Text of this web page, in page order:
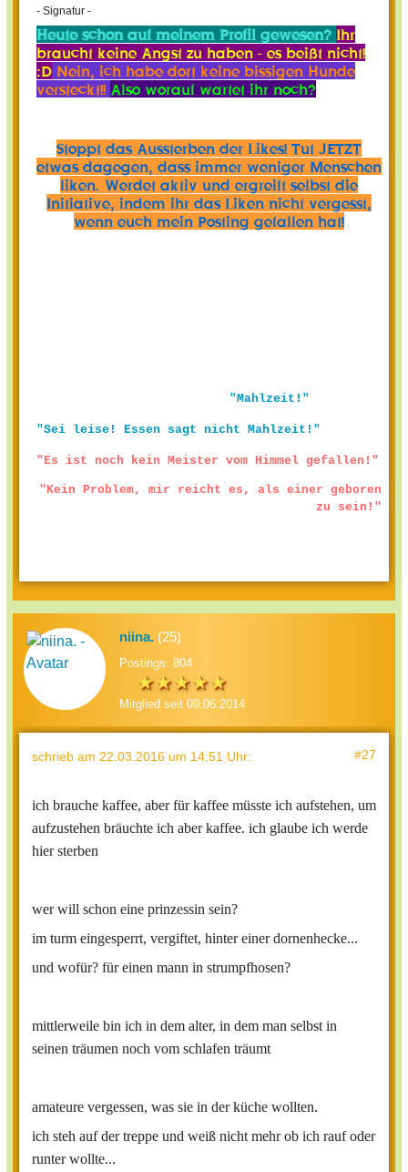
- Signatur -
Heute schon auf meinem Profil gewesen? Ihr
braucht keine Angst zu haben - es beißt nicht!
:D Nein, ich habe dort keine bissigen Hunde
versteckt!! Also worauf wartet ihr noch?
Stoppt das Aussterben der Likes! Tut JETZT
etwas dagegen, dass immer weniger Menschen
liken. Werdet aktiv und ergreift selbst die
Initiative, indem ihr das Liken nicht vergesst,
wenn euch mein Posting gefallen hat!
"Mahlzeit!"
"Sei leise! Essen sagt nicht Mahlzeit!"
"Es ist noch kein Meister vom Himmel gefallen!"
"Kein Problem, mir reicht es, als einer geboren
zu sein!"
niina. (25)
Postings: 804
Mitglied seit 09.06.2014
schrieb am 22.03.2016 um 14:51 Uhr: #27
ich brauche kaffee, aber für kaffee müsste ich aufstehen, um
aufzustehen bräuchte ich aber kaffee. ich glaube ich werde
hier sterben
wer will schon eine prinzessin sein?
im turm eingesperrt, vergiftet, hinter einer dornenhecke...
und wofür? für einen mann in strumpfhosen?
mittlerweile bin ich in dem alter, in dem man selbst in
seinen träumen noch vom schlafen träumt
amateure vergessen, was sie in der küche wollten.
ich steh auf der treppe und weiß nicht mehr ob ich rauf oder
runter wollte...